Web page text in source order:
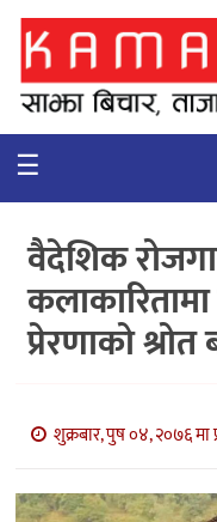
गृहपृष्ठ
समाचार
कुटनिती
कुराकानी
अर्थ
र
भिडियो
सिफारिस
☰
वैदेशिक
प्रेरणाको श्रोत
शुक्रबार, पुष ०४, २०७६ मा